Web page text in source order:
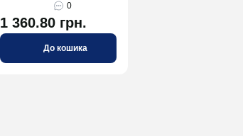
0
1 360.80 грн.
До кошика